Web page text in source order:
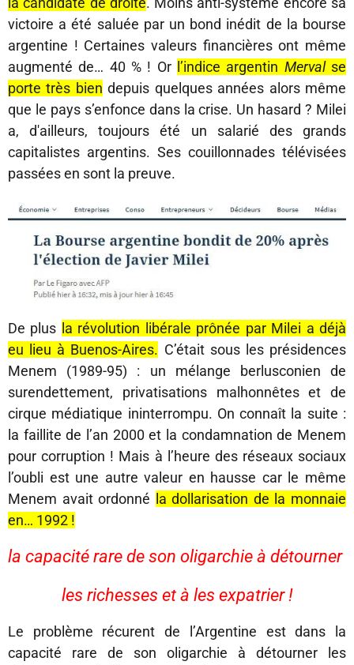
victoire a été saluée par un bond inédit de la bourse
argentine ! Certaines valeurs financières ont même
augmenté de… 40 % ! Or l’indice argentin Merval se
porte très bien depuis quelques années alors même
que le pays s’enfonce dans la crise. Un hasard ? Milei
a, d'ailleurs, toujours été un salarié des grands
capitalistes argentins. Ses couillonnades télévisées
passées en sont la preuve.
De plus la révolution libérale prônée par Milei a déjà
eu lieu à Buenos-Aires. C’était sous les présidences
Menem (1989-95) : un mélange berlusconien de
surendettement, privatisations malhonnêtes et de
cirque médiatique ininterrompu. On connaît la suite :
la faillite de l’an 2000 et la condamnation de Menem
pour corruption ! Mais à l’heure des réseaux sociaux
l’oubli est une autre valeur en hausse car le même
Menem avait ordonné
la dollarisation de la monnaie
en… 1992 !
la capacité rare de son oligarchie à détourner
les richesses et à les expatrier !
Le problème récurent de l’Argentine est dans la
capacité rare de son oligarchie à détourner les